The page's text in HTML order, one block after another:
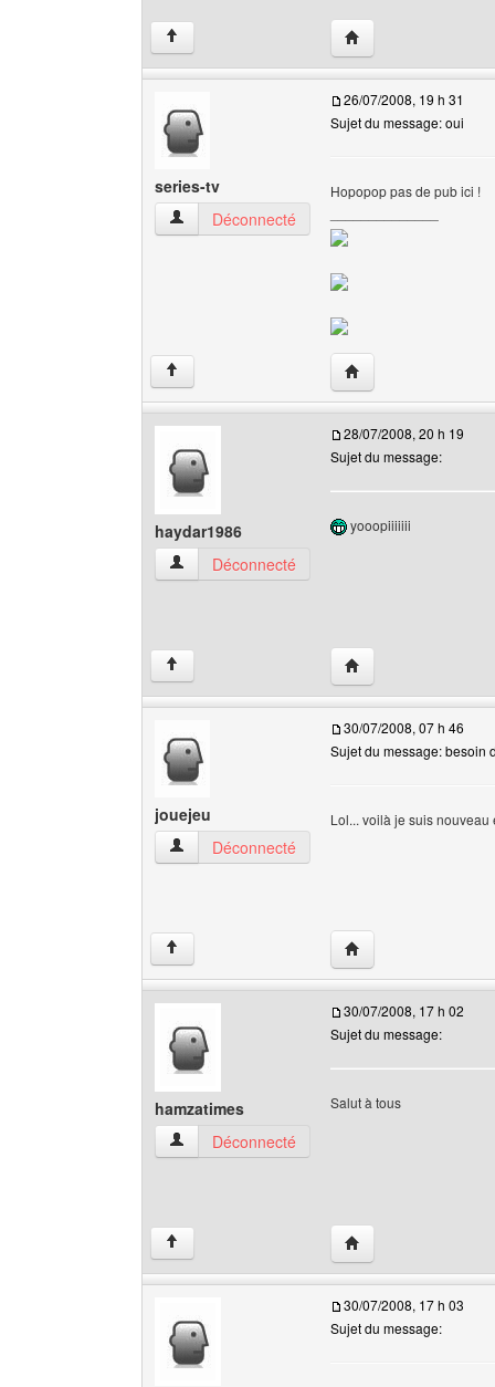
↑ Visiter le site web de
series-tv
series-tv Voir le profil de l'utilisateur
Déconnecté
26/07/2008, 19 h 31
Sujet du message: oui
Hopopop pas de pub ici !
↑ Visiter le site web
haydar1986
haydar1986 Voir le profil de l'utilisateur
Déconnecté
28/07/2008, 20 h 19
Sujet du message:
yooopiiiiiii
↑ Visiter le site web
jouejeu
jouejeu Voir le profil de l'utilisateur
Déconnecté
30/07/2008, 07 h 46
Sujet du message: besoin
Lol... voilà je suis
↑ Visiter le site web
hamzatimes
hamzatimes Voir le profil de l'utilisateur
Déconnecté
30/07/2008, 17 h 02
Sujet du message:
Salut à tous
↑ Visiter le site web
30/07/2008, 17 h 03
Sujet du message: